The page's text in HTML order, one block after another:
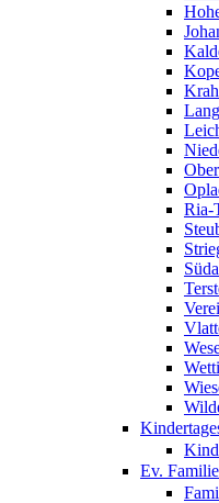
Ria-
Ev.